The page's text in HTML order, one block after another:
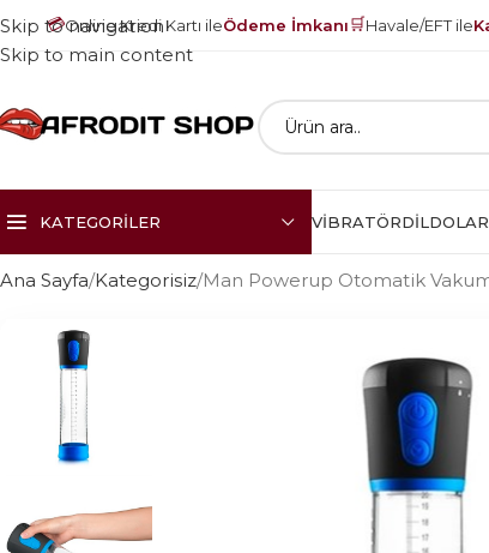
💳Online Kredi Kartı ileÖdeme İmkanı🛒Havale/EFT ile
Skip to navigation
Skip to main content
KATEGORILER VIBRATÖRDILDOLAR
Ana Sayfa Kategorisiz Man Powerup Otomatik